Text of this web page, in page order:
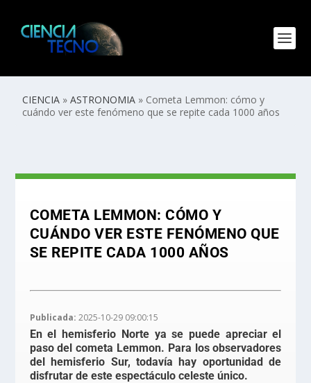
CIENCIA »ASTRONOMIA » Cometa Lemmon: cómo y
cuándo ver este fenómeno que se repite cada 1000 años
COMETA LEMMON: CÓMO Y
CUÁNDO VER ESTE FENÓMENO QUE
SE REPITE CADA 1000 AÑOS
Publicada: 2025-10-29 09:00:15
En el hemisferio Norte ya se puede apreciar el
paso del cometa Lemmon. Para los observadores
del hemisferio Sur, todavía hay oportunidad de
disfrutar de este espectáculo celeste único.